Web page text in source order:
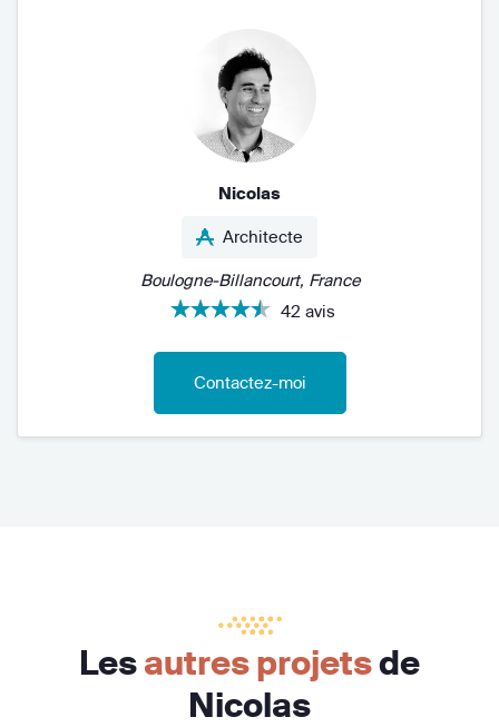
Nicolas
Architecte
Boulogne-Billancourt, France
42 avis
Contactez-moi
Lesautres projetsde
Nicolas